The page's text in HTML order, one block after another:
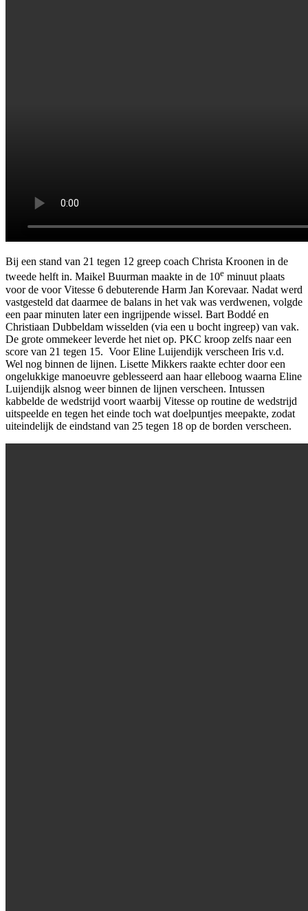
Bij een stand van 21 tegen 12 greep coach Christa Kroonen in de
tweede helft in. Maikel Buurman maakte in de 10e minuut plaats
voor de voor Vitesse 6 debuterende Harm Jan Korevaar. Nadat werd
vastgesteld dat daarmee de balans in het vak was verdwenen, volgde
een paar minuten later een ingrijpende wissel. Bart Boddé en
Christiaan Dubbeldam wisselden (via een u bocht ingreep) van vak.
De grote ommekeer leverde het niet op. PKC kroop zelfs naar een
score van 21 tegen 15. Voor Eline Luijendijk verscheen Iris v.d.
Wel nog binnen de lijnen. Lisette Mikkers raakte echter door een
ongelukkige manoeuvre geblesseerd aan haar elleboog waarna Eline
Luijendijk alsnog weer binnen de lijnen verscheen. Intussen
kabbelde de wedstrijd voort waarbij Vitesse op routine de wedstrijd
uitspeelde en tegen het einde toch wat doelpuntjes meepakte, zodat
uiteindelijk de eindstand van 25 tegen 18 op de borden verscheen.